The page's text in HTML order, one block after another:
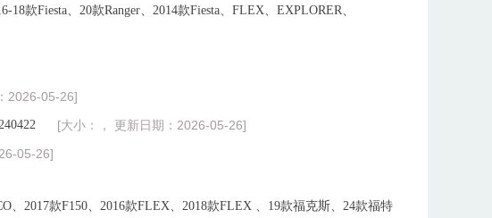
款Fiesta、20款Ranger、2014款Fiesta、FLEX、EXPLORER、
2026-05-26]
[大小：， 更新日期：2026-05-26]
05-26]
、2017款F150、2016款FLEX、2018款FLEX 、19款福克斯、24款福特